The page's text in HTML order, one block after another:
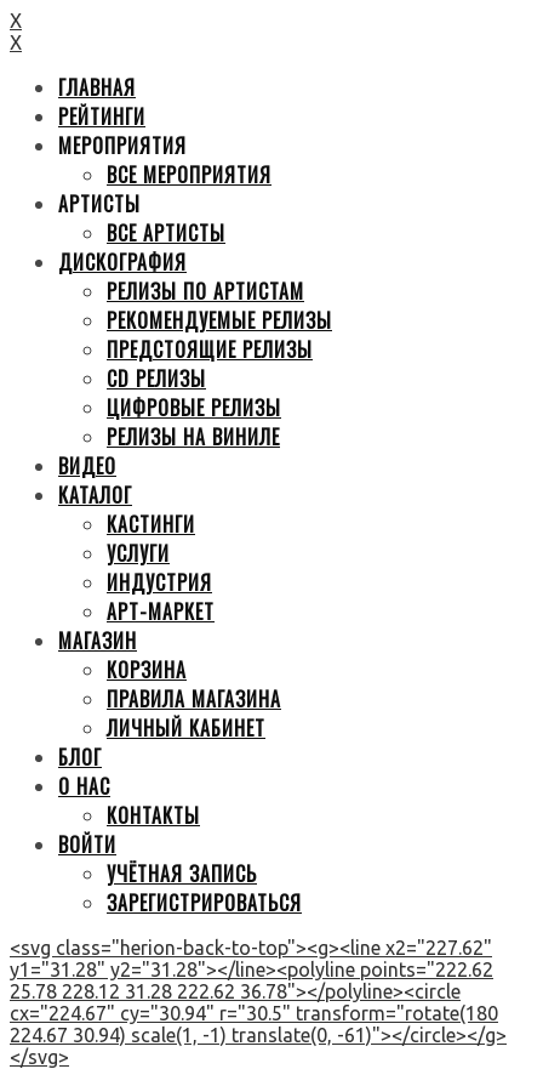
X
X
ГЛАВНАЯ
РЕЙТИНГИ
МЕРОПРИЯТИЯ
ВСЕ МЕРОПРИЯТИЯ
АРТИСТЫ
ВСЕ АРТИСТЫ
ДИСКОГРАФИЯ
РЕЛИЗЫ ПО АРТИСТАМ
РЕКОМЕНДУЕМЫЕ РЕЛИЗЫ
ПРЕДСТОЯЩИЕ РЕЛИЗЫ
CD РЕЛИЗЫ
ЦИФРОВЫЕ РЕЛИЗЫ
РЕЛИЗЫ НА ВИНИЛЕ
ВИДЕО
КАТАЛОГ
КАСТИНГИ
УСЛУГИ
ИНДУСТРИЯ
АРТ-МАРКЕТ
МАГАЗИН
КОРЗИНА
ПРАВИЛА МАГАЗИНА
ЛИЧНЫЙ КАБИНЕТ
БЛОГ
О НАС
КОНТАКТЫ
ВОЙТИ
УЧЁТНАЯ ЗАПИСЬ
ЗАРЕГИСТРИРОВАТЬСЯ
<svg class="herion-back-to-top"><g><line x2="227.62"
y1="31.28" y2="31.28"></line><polyline points="222.62
25.78 228.12 31.28 222.62 36.78"></polyline><circle
cx="224.67" cy="30.94" r="30.5" transform="rotate(180
224.67 30.94) scale(1, -1) translate(0, -61)"></circle></g>
</svg>